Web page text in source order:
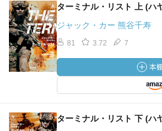
ターミナル・リスト 上 (ハ
ジャック・カー 熊谷千寿
81 3.72 7
ターミナル・リスト 下 (ハ